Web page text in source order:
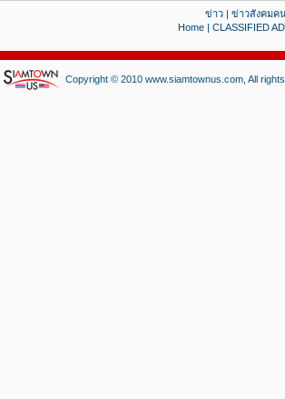
ข่าว| ข่าวสังคมค
Home| CLASSIFIED
Copyright © 2010 www.siamtownus.com, All